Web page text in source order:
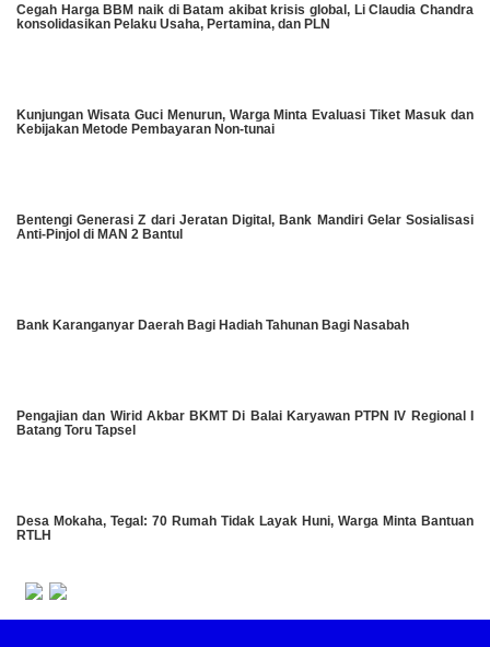
Cegah Harga BBM naik di Batam akibat krisis global, Li Claudia Chandra
konsolidasikan Pelaku Usaha, Pertamina, dan PLN
Kunjungan Wisata Guci Menurun, Warga Minta Evaluasi Tiket Masuk dan
Kebijakan Metode Pembayaran Non-tunai
Bentengi Generasi Z dari Jeratan Digital, Bank Mandiri Gelar Sosialisasi
Anti-Pinjol di MAN 2 Bantul
Bank Karanganyar Daerah Bagi Hadiah Tahunan Bagi Nasabah
Pengajian dan Wirid Akbar BKMT Di Balai Karyawan PTPN IV Regional I
Batang Toru Tapsel
Desa Mokaha, Tegal: 70 Rumah Tidak Layak Huni, Warga Minta Bantuan
RTLH